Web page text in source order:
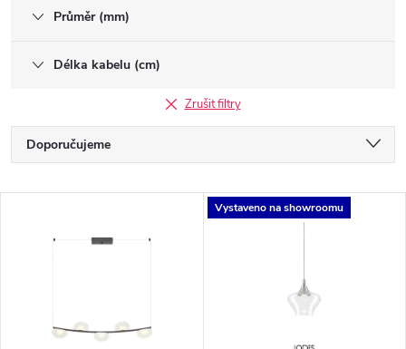
Průměr (mm)
Délka kabelu (cm)
Zrušit filtry
Ř
a
Doporučujeme
Vystaveno na showroomu